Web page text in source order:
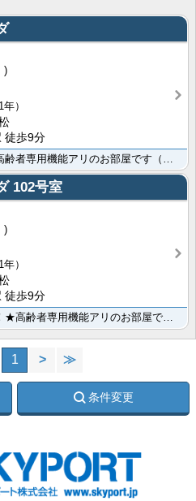
年）
徒歩9分
無料インターネット工事中！★高齢者専用機能アリのお部屋です（＾＾）／★お部屋はもちろんバリアフリー！･･･
102号室
年）
徒歩9分
無料インターネット設置工事中！★高齢者専用機能アリのお部屋です（＾＾）／★お部屋はもちろんバリアフリ･･･
1 > ≫
条件変更